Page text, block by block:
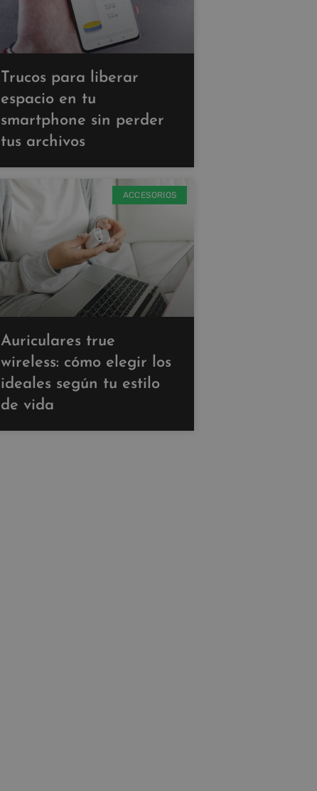
Trucos para liberar
espacio en tu
smartphone sin perder
tus archivos
ACCESORIOS
Auriculares true
wireless: cómo elegir los
ideales según tu estilo
de vida